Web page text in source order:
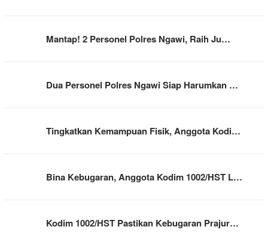
Mantap! 2 Personel Polres Ngawi, Raih Ju…
Dua Personel Polres Ngawi Siap Harumkan …
Tingkatkan Kemampuan Fisik, Anggota Kodi…
Bina Kebugaran, Anggota Kodim 1002/HST L…
Kodim 1002/HST Pastikan Kebugaran Prajur…